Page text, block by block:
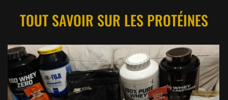
TOUT SAVOIR SUR LES PROTÉINES